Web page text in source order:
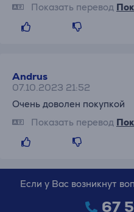
Показать перевод
Andrus
07.10.2023 21:52
Очень доволен покупкой
Показать перевод
Если у Вас возникнут
67